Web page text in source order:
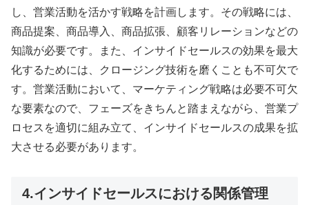
し、営業活動を活かす戦略を計画します。その戦略には、
商品提案、商品導入、商品拡張、顧客リレーションなどの
知識が必要です。また、インサイドセールスの効果を最大
化するためには、クロージング技術を磨くことも不可欠で
す。営業活動において、マーケティング戦略は必要不可欠
な要素なので、フェーズをきちんと踏まえながら、営業プ
ロセスを適切に組み立て、インサイドセールスの成果を拡
大させる必要があります。
4.インサイドセールスにおける関係管理